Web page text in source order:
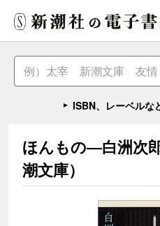
ISBN、レーベルな
ほんもの―白洲次
潮文庫）